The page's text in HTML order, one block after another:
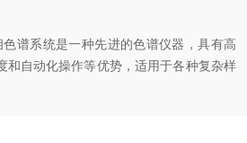
谱系统是一种先进的色谱仪器，具有高
和自动化操作等优势，适用于各种复杂样